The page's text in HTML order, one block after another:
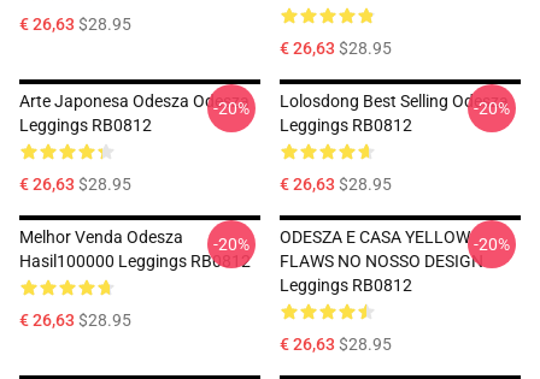
€ 26,63 $28.95
€ 26,63 $28.95
Arte Japonesa Odesza Odesza
Leggings RB0812
€ 26,63 $28.95
-20%
Lolosdong Best Selling Odesza
Leggings RB0812
€ 26,63 $28.95
-20%
Melhor Venda Odesza
Hasil100000 Leggings RB0812
€ 26,63 $28.95
-20%
ODESZA E CASA YELLOW
FLAWS NO NOSSO DESIGN
Leggings RB0812
€ 26,63 $28.95
-20%